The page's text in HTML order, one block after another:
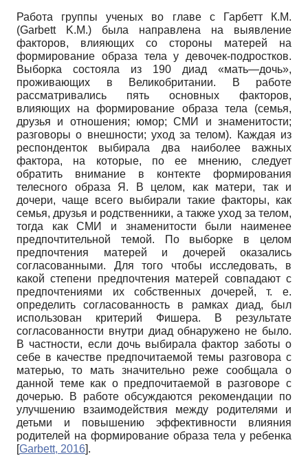
Работа группы ученых во главе с Гарбетт К.М.
(Garbett K.M.) была направлена на выявление
факторов, влияющих со стороны матерей на
формирование образа тела у девочек-подростков.
Выборка состояла из 190 диад «мать—дочь»,
проживающих в Великобритании. В работе
рассматривались пять основных факторов,
влияющих на формирование образа тела (семья,
друзья и отношения; юмор; СМИ и знаменитости;
разговоры о внешности; уход за телом). Каждая из
респонденток выбирала два наиболее важных
фактора, на которые, по ее мнению, следует
обратить внимание в контекте формирования
телесного образа Я. В целом, как матери, так и
дочери, чаще всего выбирали такие факторы, как
семья, друзья и родственники, а также уход за телом,
тогда как СМИ и знаменитости были наименее
предпочтительной темой. По выборке в целом
предпочтения матерей и дочерей оказались
согласованными. Для того чтобы исследовать, в
какой степени предпочтения матерей совпадают с
предпочтениями их собственных дочерей, т. е.
определить согласованность в рамках диад, был
использован критерий Фишера. В результате
согласованности внутри диад обнаружено не было.
В частности, если дочь выбирала фактор заботы о
себе в качестве предпочитаемой темы разговора с
матерью, то мать значительно реже сообщала о
данной теме как о предпочитаемой в разговоре с
дочерью. В работе обсуждаются рекомендации по
улучшению взаимодействия между родителями и
детьми и повышению эффективности влияния
родителей на формирование образа тела у ребенка
[Garbett, 2016].